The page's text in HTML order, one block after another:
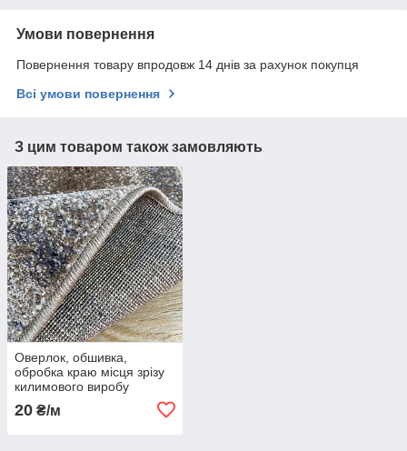
Умови повернення
Повернення товару впродовж 14 днів за рахунок покупця
Всі умови повернення
З цим товаром також замовляють
Оверлок, обшивка,
обробка краю місця зрізу
килимового виробу
20 ₴/м